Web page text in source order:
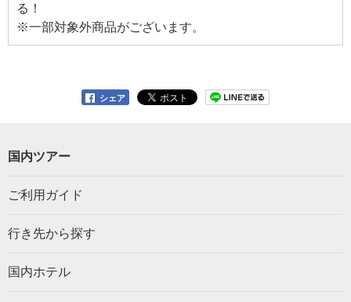
る！
※一部対象外商品がございます。
シェア
国内ツアー
ご利用ガイド
行き先から探す
国内ホテル